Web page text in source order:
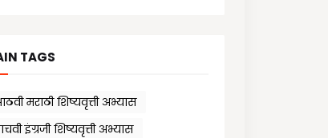
TAGS
मराठी शिष्यवृत्ती अभ्यास
इंग्रजी शिष्यवृत्ती अभ्यास